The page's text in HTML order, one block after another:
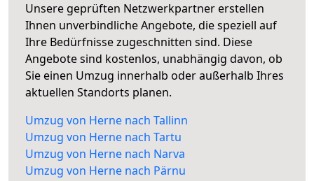
Unsere geprüften Netzwerkpartner erstellen
Ihnen unverbindliche Angebote, die speziell auf
Ihre Bedürfnisse zugeschnitten sind. Diese
Angebote sind kostenlos, unabhängig davon, ob
Sie einen Umzug innerhalb oder außerhalb Ihres
aktuellen Standorts planen.
Umzug von Herne nach Tallinn
Umzug von Herne nach Tartu
Umzug von Herne nach Narva
Umzug von Herne nach Pärnu